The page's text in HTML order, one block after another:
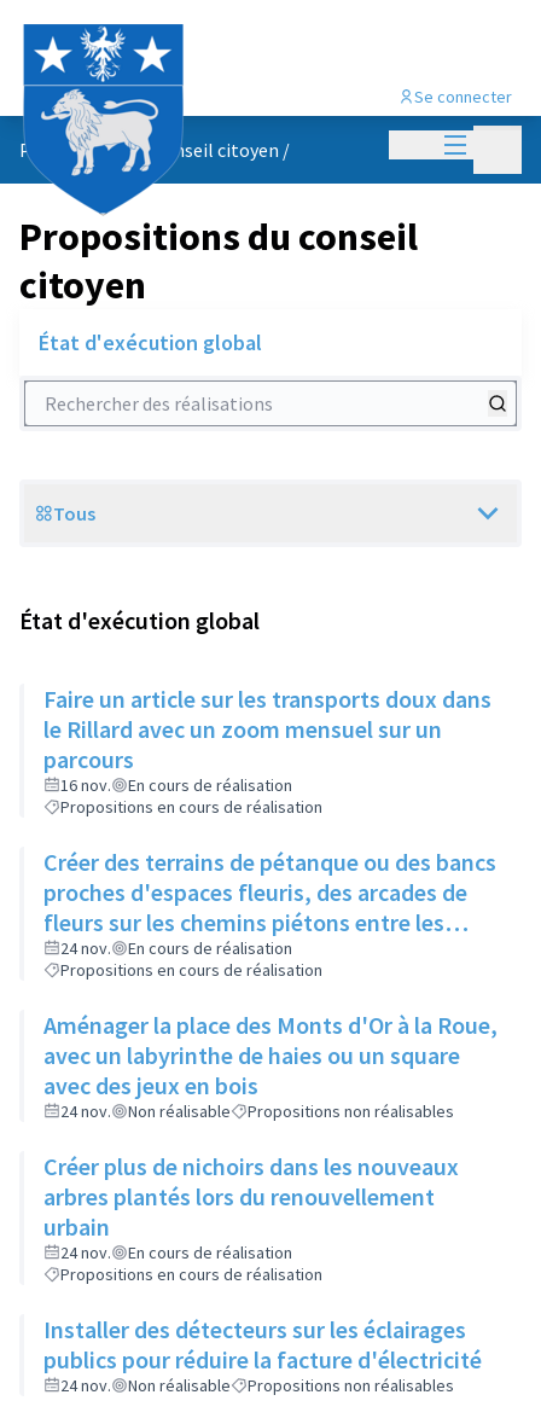
Menu
Se connecter
Propositions du conseil citoyen /
Propositions du conseil
citoyen
État d'exécution global
Rechercher des réalisations
Scope
Tous
État d'exécution global
Faire un article sur les transports doux dans
le Rillard avec un zoom mensuel sur un
parcours
16 nov.
En cours de réalisation
Propositions en cours de réalisation
Créer des terrains de pétanque ou des bancs
proches d'espaces fleuris, des arcades de
fleurs sur les chemins piétons entre les
immeubles
24 nov.
En cours de réalisation
Propositions en cours de réalisation
Aménager la place des Monts d'Or à la Roue,
avec un labyrinthe de haies ou un square
avec des jeux en bois
24 nov. Non réalisable Propositions non réalisables
Créer plus de nichoirs dans les nouveaux
arbres plantés lors du renouvellement
urbain
24 nov.
En cours de réalisation
Propositions en cours de réalisation
Installer des détecteurs sur les éclairages
publics pour réduire la facture d'électricité
24 nov. Non réalisable Propositions non réalisables